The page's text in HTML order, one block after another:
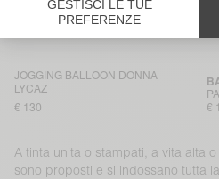
PANTALONI DONNA PADOW
JOGGING BALLOON DONNA
LYCAZ
€ 130
€
A tinta unita o stampati, a vita alta
sono proposti e si indossano tutta